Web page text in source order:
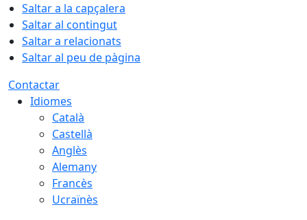
Saltar a la capçalera
Saltar al contingut
Saltar a relacionats
Saltar al peu de pàgina
Contactar
Idiomes
Català
Castellà
Anglès
Alemany
Francès
Ucraïnès